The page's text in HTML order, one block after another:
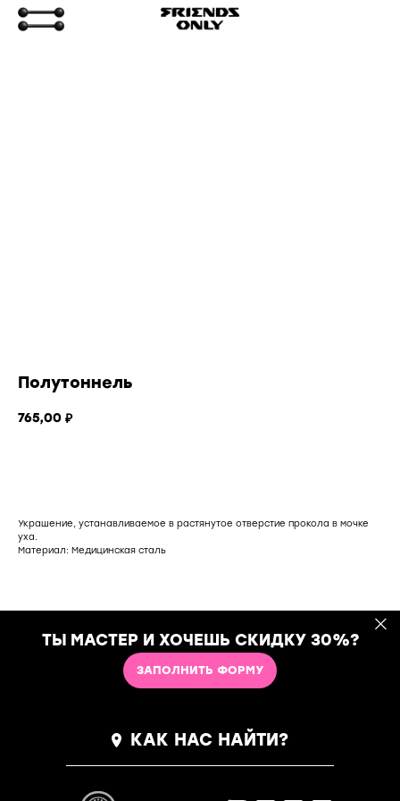
Полутоннель
765,00 ₽
Украшение, устанавливаемое в растянутое отверстие прокола в мочке
уха.
Материал: Медицинская сталь
ТЫ МАСТЕР И ХОЧЕШЬ СКИДКУ 30%?
ЗАПОЛНИТЬ ФОРМУ
КАК НАС НАЙТИ?